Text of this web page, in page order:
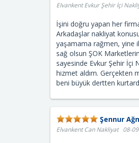
Elvankent Evkur Şehir İçi
İşini doğru yapan her
Arkadaşlar nakliyat
yaşamama rağmen, yine
sağ olsun ŞOK
sayesinde Evkur Şehir İçi
hizmet aldım. Gerçekten
beni büyük dertten
Şennur
Elvankent Can Nakliyat 08-